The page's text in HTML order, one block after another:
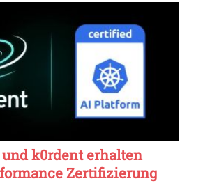
k0rdent erhalten
Zertifizierung